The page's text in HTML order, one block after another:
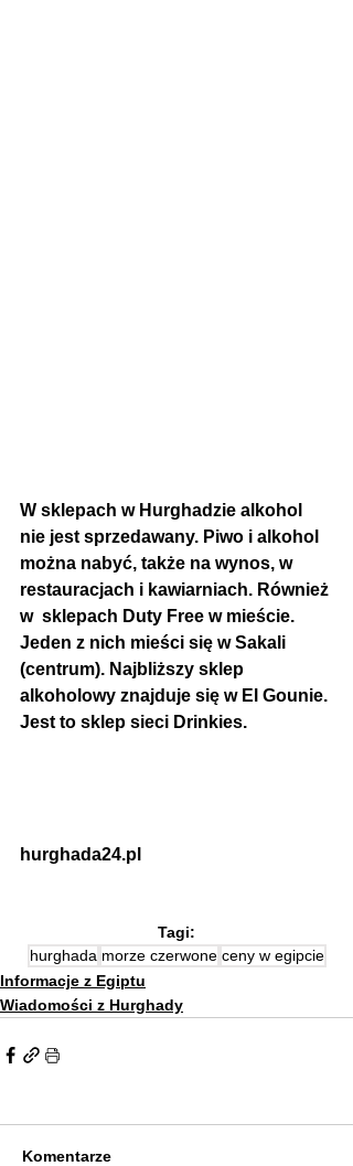
W sklepach w Hurghadzie alkohol
nie jest sprzedawany. Piwo i alkohol
można nabyć, także na wynos, w
restauracjach i kawiarniach. Również
w  sklepach Duty Free w mieście.
Jeden z nich mieści się w Sakali
(centrum). Najbliższy sklep
alkoholowy znajduje się w El Gounie.
Jest to sklep sieci Drinkies.
hurghada24.pl
Tagi:
hurghada morze czerwone ceny w egipcie
Informacje z Egiptu
Wiadomości z Hurghady
Komentarze